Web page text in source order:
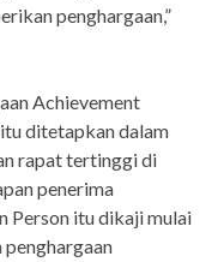
penghargaan,”
Achievement
ditetapkan dalam
rapat tertinggi di
penerima
Person itu dikaji mulai